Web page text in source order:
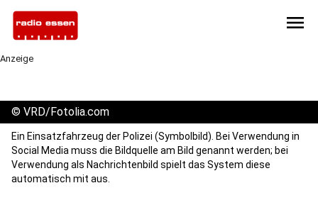
menu
Anzeige
© VRD/Fotolia.com
Ein Einsatzfahrzeug der Polizei (Symbolbild). Bei Verwendung in
Social Media muss die Bildquelle am Bild genannt werden; bei
Verwendung als Nachrichtenbild spielt das System diese
automatisch mit aus.